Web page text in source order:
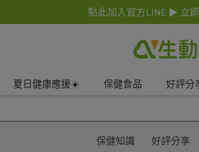
點此加入官方LINE ▶ 立
夏日健康應援☀️ 保健食品 好評分
保健知識 好評分享